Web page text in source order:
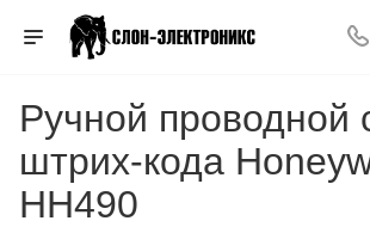
Ручной проводной
штрих-кода
HH490